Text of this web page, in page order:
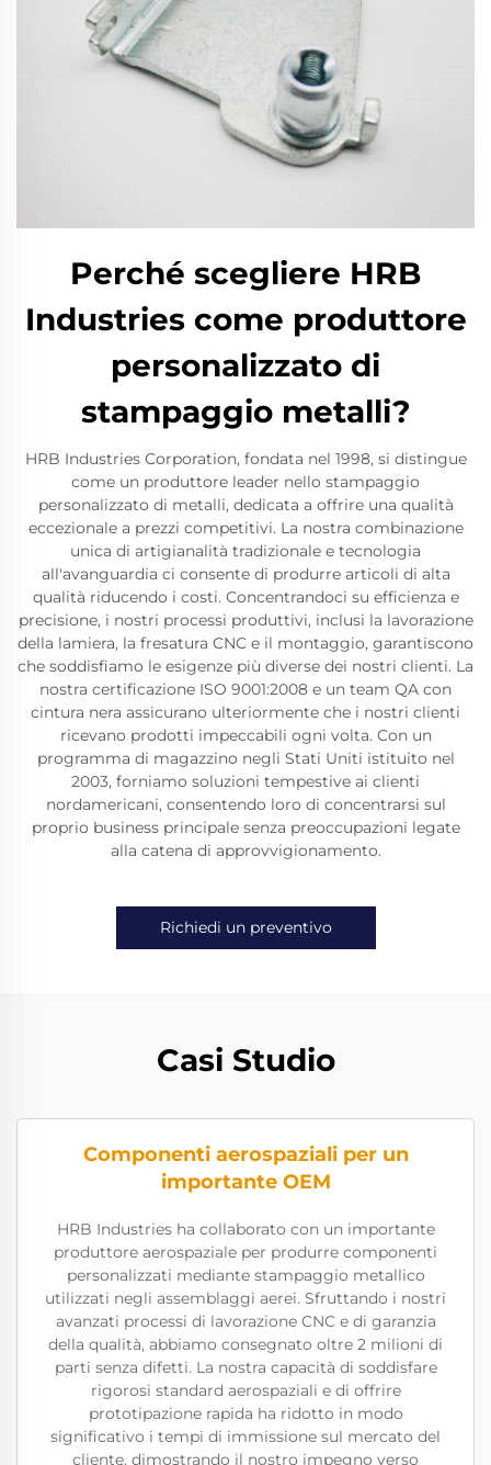
Perché scegliere HRB
Industries come produttore
personalizzato di
stampaggio metalli?
HRB Industries Corporation, fondata nel 1998, si distingue
come un produttore leader nello stampaggio
personalizzato di metalli, dedicata a offrire una qualità
eccezionale a prezzi competitivi. La nostra combinazione
unica di artigianalità tradizionale e tecnologia
all'avanguardia ci consente di produrre articoli di alta
qualità riducendo i costi. Concentrandoci su efficienza e
precisione, i nostri processi produttivi, inclusi la lavorazione
della lamiera, la fresatura CNC e il montaggio, garantiscono
che soddisfiamo le esigenze più diverse dei nostri clienti. La
nostra certificazione ISO 9001:2008 e un team QA con
cintura nera assicurano ulteriormente che i nostri clienti
ricevano prodotti impeccabili ogni volta. Con un
programma di magazzino negli Stati Uniti istituito nel
2003, forniamo soluzioni tempestive ai clienti
nordamericani, consentendo loro di concentrarsi sul
proprio business principale senza preoccupazioni legate
alla catena di approvvigionamento.
Richiedi un preventivo
Casi Studio
Componenti aerospaziali per un
importante OEM
HRB Industries ha collaborato con un importante
produttore aerospaziale per produrre componenti
personalizzati mediante stampaggio metallico
utilizzati negli assemblaggi aerei. Sfruttando i nostri
avanzati processi di lavorazione CNC e di garanzia
della qualità, abbiamo consegnato oltre 2 milioni di
parti senza difetti. La nostra capacità di soddisfare
rigorosi standard aerospaziali e di offrire
prototipazione rapida ha ridotto in modo
significativo i tempi di immissione sul mercato del
cliente, dimostrando il nostro impegno verso